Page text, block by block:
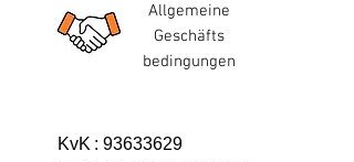
Allgemeine
Geschäfts
bedingungen
KvK : 93633629